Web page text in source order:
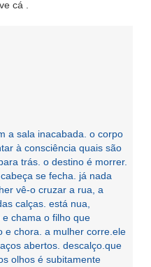
cá .
a sala inacabada. o corpo
à consciência quais são
trás. o destino é morrer.
se fecha. já nada
vê-o cruzar a rua, a
calças. está nua,
chama o filho que
e chora. a mulher corre.ele
abertos. descalço.que
olhos é subitamente